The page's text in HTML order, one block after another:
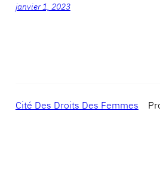
janvier 1, 2023
Cité Des Droits Des Femmes